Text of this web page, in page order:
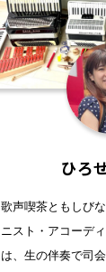
ひろ
歌声喫茶ともしび
ニスト・アコーデ
は、生の伴奏で司